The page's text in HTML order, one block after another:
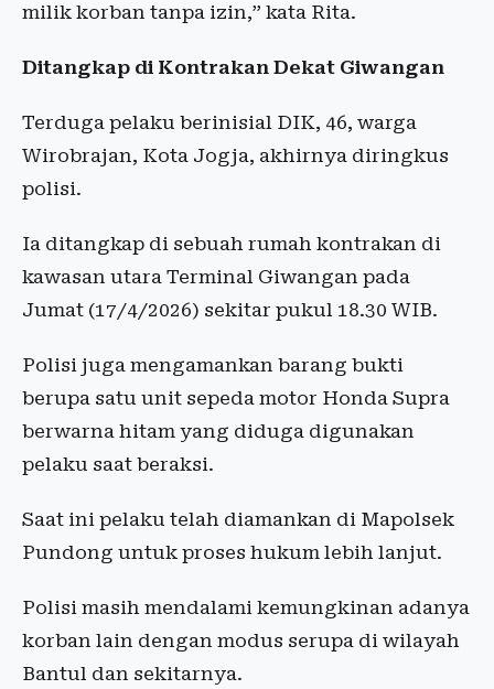
milik korban tanpa izin,” kata Rita.
Ditangkap di Kontrakan Dekat Giwangan
Terduga pelaku berinisial DIK, 46, warga
Wirobrajan, Kota Jogja, akhirnya diringkus
polisi.
Ia ditangkap di sebuah rumah kontrakan di
kawasan utara Terminal Giwangan pada
Jumat (17/4/2026) sekitar pukul 18.30 WIB.
Polisi juga mengamankan barang bukti
berupa satu unit sepeda motor Honda Supra
berwarna hitam yang diduga digunakan
pelaku saat beraksi.
Saat ini pelaku telah diamankan di Mapolsek
Pundong untuk proses hukum lebih lanjut.
Polisi masih mendalami kemungkinan adanya
korban lain dengan modus serupa di wilayah
Bantul dan sekitarnya.